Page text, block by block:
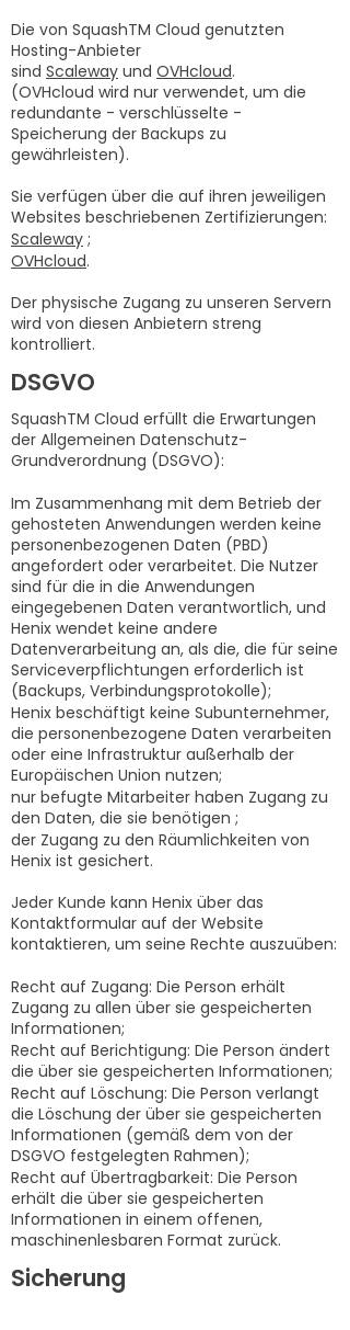
Die von SquashTM Cloud genutzten
Hosting-Anbieter
sind Scaleway und OVHcloud.
(OVHcloud wird nur verwendet, um die
redundante - verschlüsselte -
Speicherung der Backups zu
gewährleisten).
Sie verfügen über die auf ihren jeweiligen
Websites beschriebenen Zertifizierungen:
Scaleway ;
OVHcloud.
Der physische Zugang zu unseren Servern
wird von diesen Anbietern streng
kontrolliert.
DSGVO
SquashTM Cloud erfüllt die Erwartungen
der Allgemeinen Datenschutz-
Grundverordnung (DSGVO):
Im Zusammenhang mit dem Betrieb der
gehosteten Anwendungen werden keine
personenbezogenen Daten (PBD)
angefordert oder verarbeitet. Die Nutzer
sind für die in die Anwendungen
eingegebenen Daten verantwortlich, und
Henix wendet keine andere
Datenverarbeitung an, als die, die für seine
Serviceverpflichtungen erforderlich ist
(Backups, Verbindungsprotokolle);
Henix beschäftigt keine Subunternehmer,
die personenbezogene Daten verarbeiten
oder eine Infrastruktur außerhalb der
Europäischen Union nutzen;
nur befugte Mitarbeiter haben Zugang zu
den Daten, die sie benötigen ;
der Zugang zu den Räumlichkeiten von
Henix ist gesichert.
Jeder Kunde kann Henix über das
Kontaktformular auf der Website
kontaktieren, um seine Rechte auszuüben:
Recht auf Zugang: Die Person erhält
Zugang zu allen über sie gespeicherten
Informationen;
Recht auf Berichtigung: Die Person ändert
die über sie gespeicherten Informationen;
Recht auf Löschung: Die Person verlangt
die Löschung der über sie gespeicherten
Informationen (gemäß dem von der
DSGVO festgelegten Rahmen);
Recht auf Übertragbarkeit: Die Person
erhält die über sie gespeicherten
Informationen in einem offenen,
maschinenlesbaren Format zurück.
Sicherung